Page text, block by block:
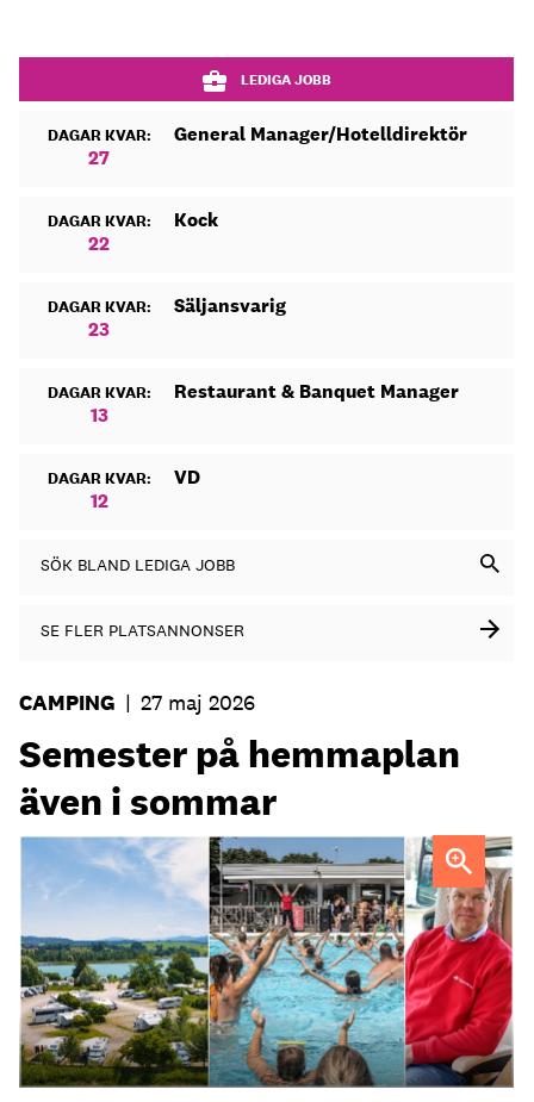
LEDIGA JOBB
DAGAR KVAR:
27
General Manager/Hotelldirektör
DAGAR KVAR:
22
Kock
DAGAR KVAR:
23
Säljansvarig
DAGAR KVAR:
13
Restaurant & Banquet Manager
DAGAR KVAR:
12
VD
SÖK BLAND LEDIGA JOBB
SE FLER PLATSANNONSER
CAMPING | 27 maj 2026
Semester på hemmaplan
även i sommar
Campingen ger charterbolagen en god match om
sommarresenärerna, säger Johan Söör, vd First Camp.